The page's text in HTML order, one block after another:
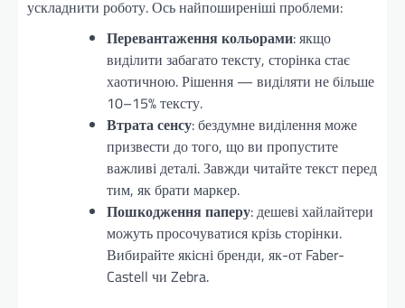
ускладнити роботу. Ось найпоширеніші проблеми:
Перевантаження кольорами: якщо
виділити забагато тексту, сторінка стає
хаотичною. Рішення — виділяти не більше
10–15% тексту.
Втрата сенсу: бездумне виділення може
призвести до того, що ви пропустите
важливі деталі. Завжди читайте текст перед
тим, як брати маркер.
Пошкодження паперу: дешеві хайлайтери
можуть просочуватися крізь сторінки.
Вибирайте якісні бренди, як-от Faber-
Castell чи Zebra.